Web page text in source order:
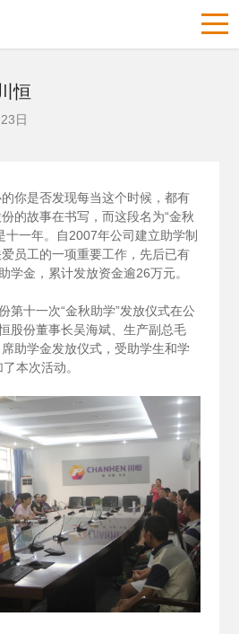
恒
日
你是否发现每当这个时候，都有
的故事在书写，而这段名为“金秋
十一年。自2007年公司建立助学制
员工的一项重要工作，先后已有
学金，累计发放资金逾26万元。
第十一次“金秋助学”发放仪式在公
股份董事长吴海斌、生产副总毛
助学金发放仪式，受助学生和学
本次活动。